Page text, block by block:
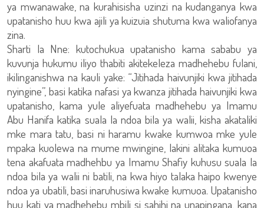
ya mwanawake, na kurahisisha uzinzi na kudanganya kwa
upatanisho huu kwa ajili ya kuizuia shutuma kwa waliofanya
zina.
Sharti la Nne: kutochukua upatanisho kama sababu ya
kuvunja hukumu iliyo thabiti akitekeleza madhehebu fulani,
ikilinganishwa na kauli yake: “Jitihada haivunjiki kwa jitihada
nyingine”, basi katika nafasi ya kwanza jitihada haivunjiki kwa
upatanisho, kama yule aliyefuata madhehebu ya Imamu
Abu Hanifa katika suala la ndoa bila ya walii, kisha akataliki
mke mara tatu, basi ni haramu kwake kumwoa mke yule
mpaka kuolewa na mume mwingine, lakini alitaka kumuoa
tena akafuata madhehbu ya Imamu Shafiy kuhusu suala la
ndoa bila ya walii ni batili, na kwa hiyo talaka haipo kwenye
ndoa ya ubatili, basi inaruhusiwa kwake kumuoa. Upatanisho
huu kati ya madhehebu mbili si sahihi na unapingana, kana